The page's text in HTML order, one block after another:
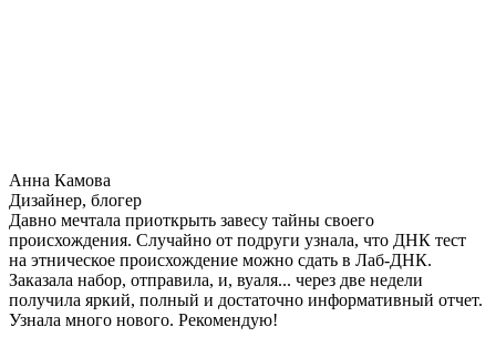
Анна Камова
Дизайнер, блогер
Давно мечтала приоткрыть завесу тайны своего
происхождения. Случайно от подруги узнала, что ДНК тест
на этническое происхождение можно сдать в Лаб-ДНК.
Заказала набор, отправила, и, вуаля... через две недели
получила яркий, полный и достаточно информативный отчет.
Узнала много нового. Рекомендую!